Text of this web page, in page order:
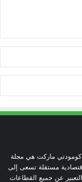
كومودتي ماركت هي مجلة
مستقلة تسعى إلى
التعبير عن جميع القطاعات